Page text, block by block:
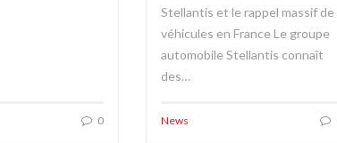
0
Stellantis et le rappel massif de
véhicules en France Le groupe
automobile Stellantis connaît
des…
News